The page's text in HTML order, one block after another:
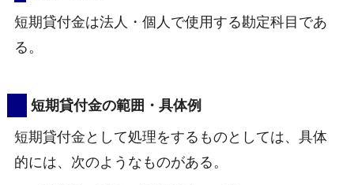
短期貸付金は法人・個人で使用する勘定科目であ
る。
短期貸付金の範囲・具体例
短期貸付金として処理をするものとしては、具体
的には、次のようなものがある。